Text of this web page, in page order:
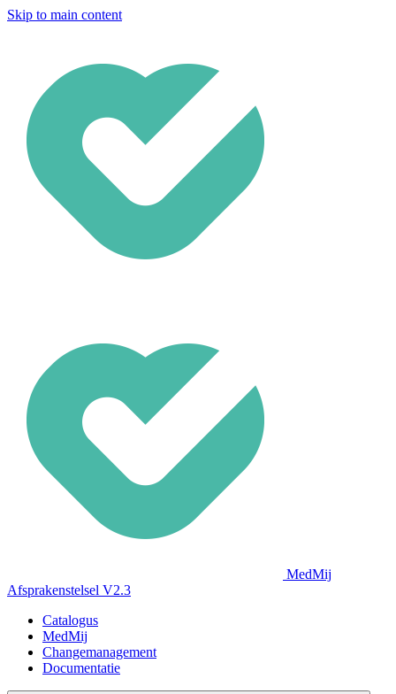
Skip to main content
MedMij
Afsprakenstelsel V2.3
Catalogus
MedMij
Changemanagement
Documentatie